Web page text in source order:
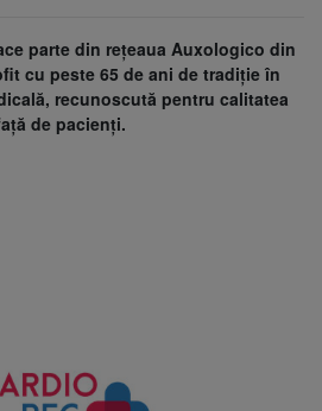
parte din rețeaua Auxologico din
cu peste 65 de ani de tradiție în
recunoscută pentru calitatea
de pacienți.